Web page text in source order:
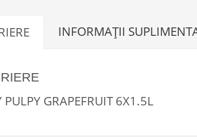
INFORMAȚII
PULPY GRAPEFRUIT 6X1.5L